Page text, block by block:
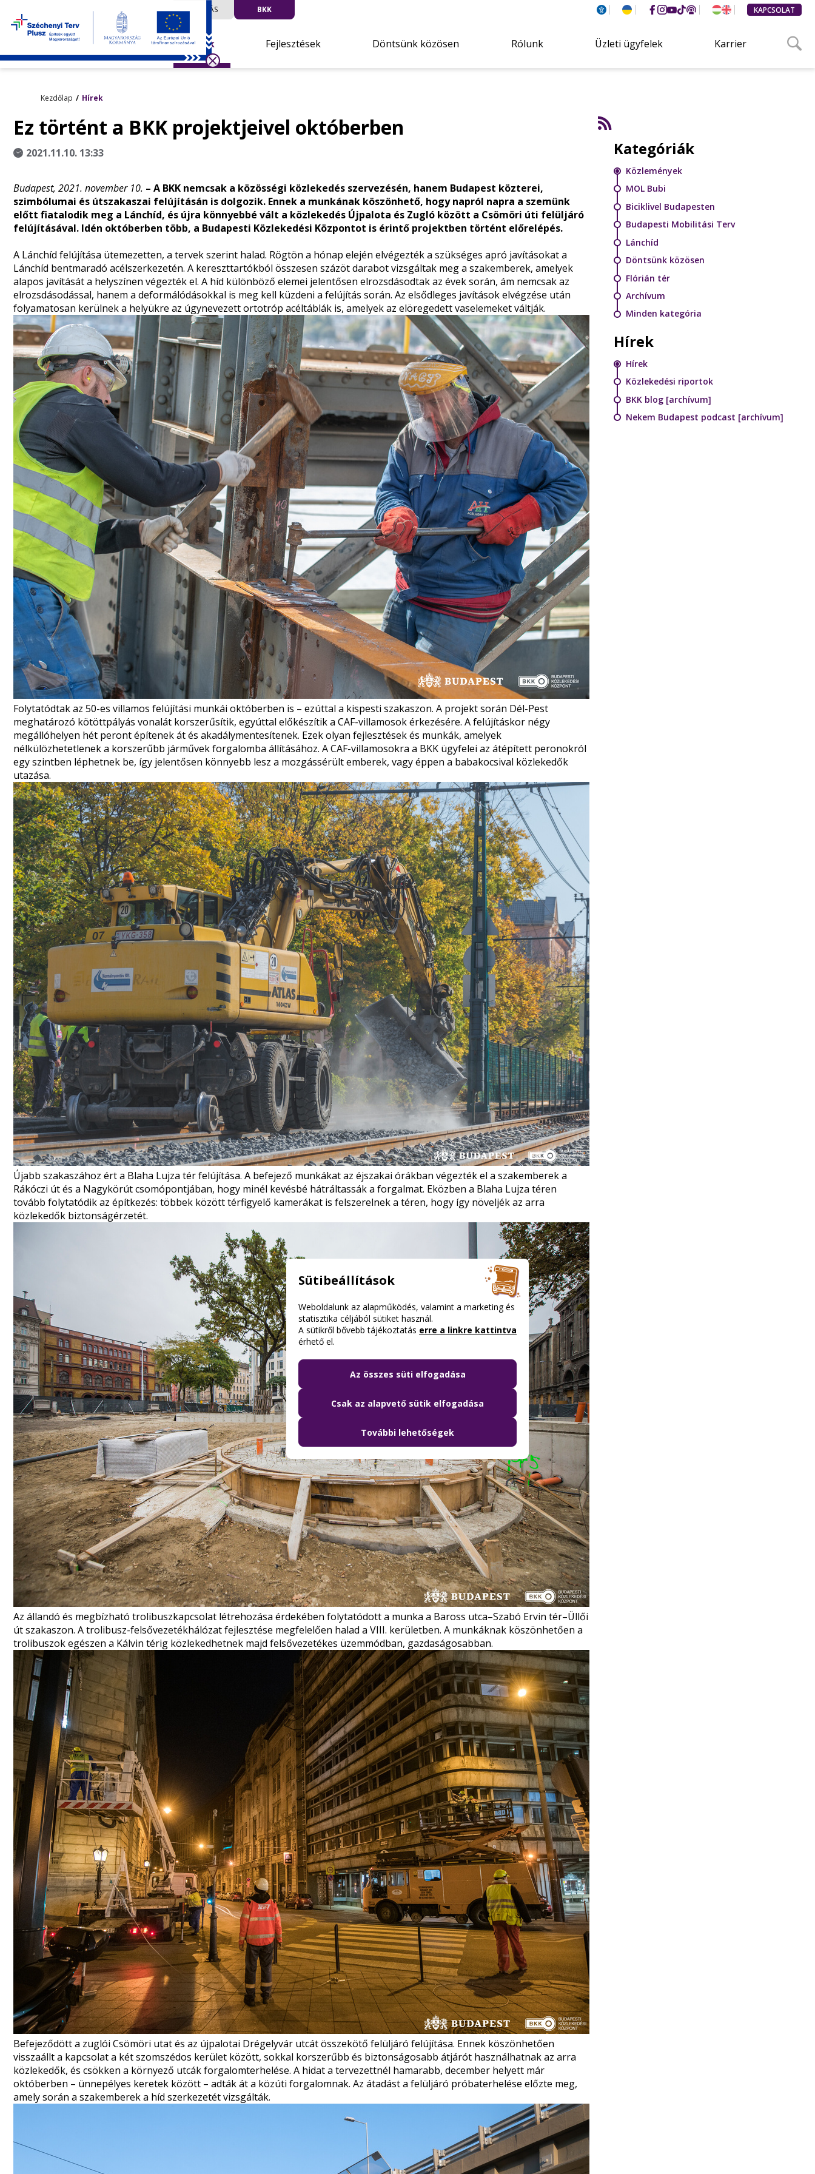
UTAZÁS BKK KAPCSOLAT
Hírek Fejlesztések Döntsünk közösen Rólunk Üzleti ügyfelek Karrier
Kezdőlap Hírek
Ez történt a BKK projektjeivel októberben
2021.11.10. 13:33
Budapest, 2021. november 10. – A BKK nemcsak a közösségi közlekedés szervezésén, hanem Budapest közterei,
szimbólumai és útszakaszai felújításán is dolgozik. Ennek a munkának köszönhető, hogy napról napra a szemünk
előtt fiatalodik meg a Lánchíd, és újra könnyebbé vált a közlekedés Újpalota és Zugló között a Csömöri úti felüljáró
felújításával. Idén októberben több, a Budapesti Közlekedési Központot is érintő projektben történt előrelépés.
A Lánchíd felújítása ütemezetten, a tervek szerint halad. Rögtön a hónap elején elvégeztéka szükséges apró javításokat a
Lánchíd bentmaradó acélszerkezetén. A kereszttartókból összesen százöt darabot vizsgáltak meg a szakemberek, amelyek
alapos javítását a helyszínen végezték el. A híd különböző elemei jelentősen elrozsdásodtak az évek során, ám nemcsak az
elrozsdásodással, hanem a deformálódásokkal is meg kell küzdeni a felújítás során. Az elsődleges javítások elvégzése után
folyamatosan kerülnek a helyükre az úgynevezettortotróp acéltáblák is, amelyek az elöregedett vaselemeket váltják.
Folytatódtakaz 50-es villamos felújítási munkái októberben is – ezúttal a kispesti szakaszon. A projekt során Dél-Pest
meghatározó kötöttpályás vonalát korszerűsítik, egyúttal előkészítik a CAF-villamosok érkezésére. A felújításkor négy
megállóhelyen hét peront építenek át és akadálymentesítenek. Ezek olyan fejlesztések és munkák, amelyek
nélkülözhetetlenek a korszerűbb járművek forgalomba állításához. A CAF-villamosokra a BKK ügyfelei az átépített peronokról
egy szintben léphetnek be, így jelentősen könnyebb lesz a mozgássérült emberek, vagy éppen a babakocsival közlekedők
utazása.
Újabb szakaszához érta Blaha Lujza tér felújítása. A befejező munkákat az éjszakai órákban végezték el a szakemberek a
Rákóczi út és a Nagykörút csomópontjában, hogy minél kevésbé hátráltassák a forgalmat. Eközben a Blaha Lujza téren
tovább folytatódik az építkezés: többek között térfigyelő kamerákat is felszerelnek a téren, hogy így növeljék az arra
közlekedők biztonságérzetét.
Az állandó és megbízható trolibuszkapcsolat létrehozása érdekében folytatódott a munka a Baross utca–Szabó Ervin tér–Üllői
út szakaszon. A trolibusz-felsővezetékhálózat fejlesztése megfelelően halad a VIII. kerületben. A munkáknak köszönhetően a
trolibuszok egészen a Kálvin térig közlekedhetnek majd felsővezetékes üzemmódban, gazdaságosabban.
Befejeződött a zuglói Csömöri utat és az újpalotai Drégelyvár utcát összekötő felüljáró felújítása. Ennek köszönhetően
visszaállt a kapcsolat a két szomszédos kerület között, sokkal korszerűbb és biztonságosabb átjárót használhatnak az arra
közlekedők, és csökken a környező utcák forgalomterhelése. A hidat a tervezettnél hamarabb, december helyett már
októberben – ünnepélyes keretek között – adták áta közúti forgalomnak. Az átadást a felüljáró próbaterhelése előzte meg,
amely során a szakemberek a híd szerkezetét vizsgálták.
Kategóriák
Közlemények
MOL Bubi
Biciklivel Budapesten
Budapesti Mobilitási Terv
Lánchíd
Döntsünk közösen
Flórián tér
Archívum
Minden kategória
Hírek
Hírek
Közlekedési riportok
BKK blog [archívum]
Nekem Budapest podcast [archívum]
Sütibeállítások
Weboldalunk az alapműködés, valamint a marketing és
statisztika céljából sütiket használ.
A sütikről bővebb tájékoztatás erre a linkre kattintva
érhető el.
Az összes süti elfogadása
Csak az alapvető sütik elfogadása
További lehetőségek